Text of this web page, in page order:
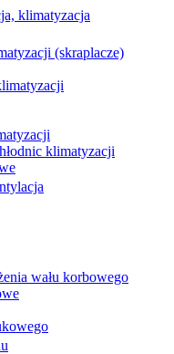
klimatyzacja
(skraplacze)
klimatyzacji
wału korbowego